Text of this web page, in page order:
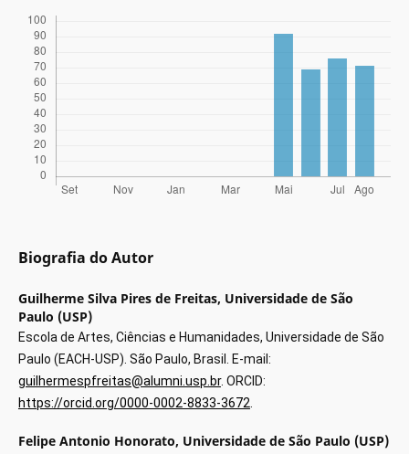
Biografia do Autor
Guilherme Silva Pires de Freitas, Universidade de São
Paulo (USP)
Escola de Artes, Ciências e Humanidades, Universidade de São
Paulo (EACH-USP). São Paulo, Brasil. E-mail:
guilhermespfreitas@alumni.usp.br. ORCID:
https://orcid.org/0000-0002-8833-3672
Felipe Antonio Honorato, Universidade de São Paulo (USP)